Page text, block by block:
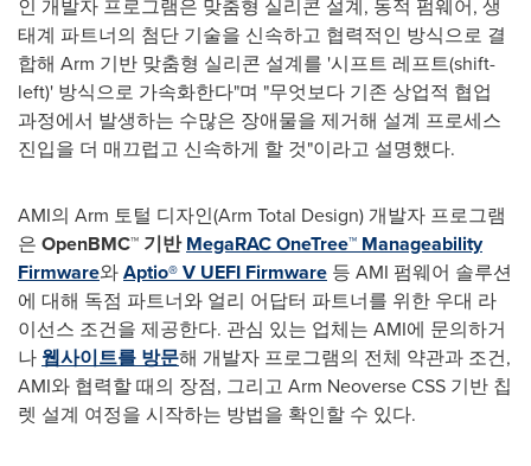
인 개발자 프로그램은 맞춤형 실리콘 설계, 동적 펌웨어, 생
태계 파트너의 첨단 기술을 신속하고 협력적인 방식으로 결
합해 Arm 기반 맞춤형 실리콘 설계를 '시프트 레프트(shift-
left)' 방식으로 가속화한다"며 "무엇보다 기존 상업적 협업
과정에서 발생하는 수많은 장애물을 제거해 설계 프로세스
진입을 더 매끄럽고 신속하게 할 것"이라고 설명했다.
AMI의 Arm 토털 디자인(Arm Total Design) 개발자 프로그램
은 OpenBMC™ 기반MegaRAC OneTree™ Manageability
Firmware와Aptio® V UEFI Firmware 등 AMI 펌웨어 솔루션
에 대해 독점 파트너와 얼리 어답터 파트너를 위한 우대 라
이선스 조건을 제공한다. 관심 있는 업체는 AMI에 문의하거
나 웹사이트를 방문해 개발자 프로그램의 전체 약관과 조건,
AMI와 협력할 때의 장점, 그리고 Arm Neoverse CSS 기반 칩
렛 설계 여정을 시작하는 방법을 확인할 수 있다.